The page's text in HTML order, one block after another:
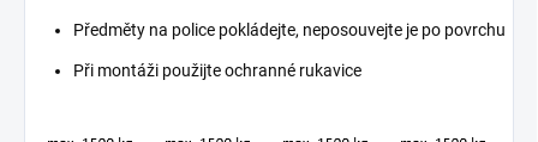
Předměty na police pokládejte, neposouvejte je po povrchu
Při montáži použijte ochranné rukavice